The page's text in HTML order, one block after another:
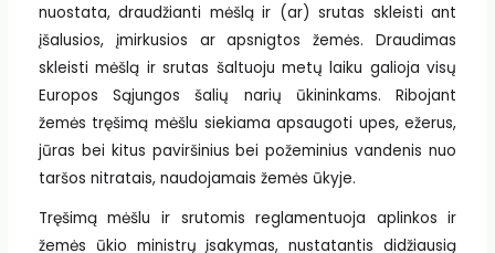
nuostata, draudžianti mėšlą ir (ar) srutas skleisti ant
įšalusios, įmirkusios ar apsnigtos žemės. Draudimas
skleisti mėšlą ir srutas šaltuoju metų laiku galioja visų
Europos Sąjungos šalių narių ūkininkams. Ribojant
žemės tręšimą mėšlu siekiama apsaugoti upes, ežerus,
jūras bei kitus paviršinius bei požeminius vandenis nuo
taršos nitratais, naudojamais žemės ūkyje.
Tręšimą mėšlu ir srutomis reglamentuoja aplinkos ir
žemės ūkio ministrų įsakymas, nustatantis didžiausią